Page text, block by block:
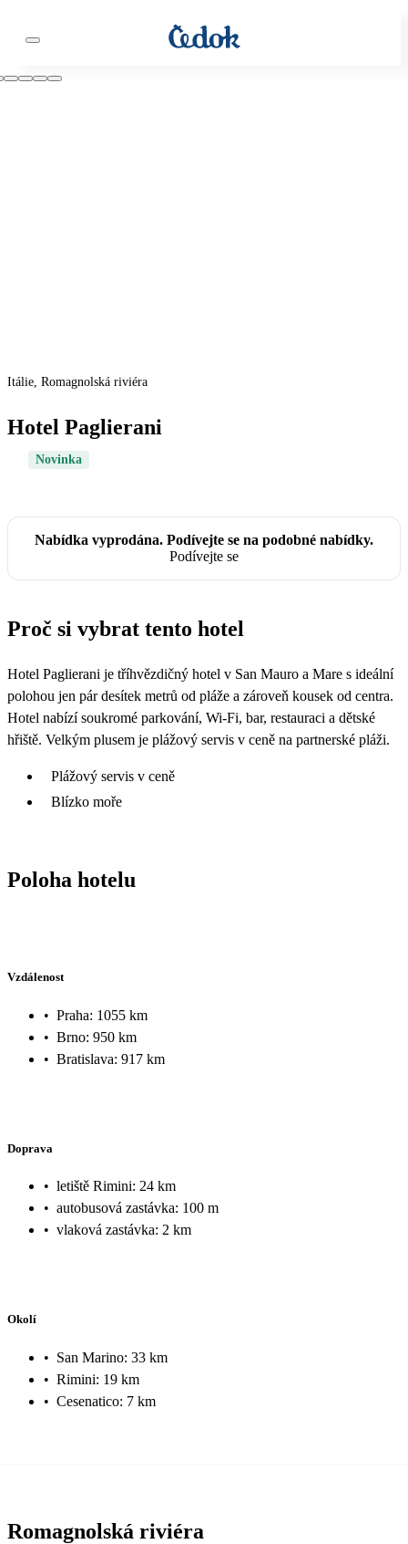
Itálie, Romagnolská riviéra
Hotel Paglierani
Novinka
Nabídka vyprodána. Podívejte se na podobné nabídky.
Podívejte se
Proč si vybrat tento hotel
Hotel Paglierani je tříhvězdičný hotel v San Mauro a Mare s ideální
polohou jen pár desítek metrů od pláže a zároveň kousek od centra.
Hotel nabízí soukromé parkování, Wi-Fi, bar, restauraci a dětské
hřiště. Velkým plusem je plážový servis v ceně na partnerské pláži.
Plážový servis v ceně
Blízko moře
Poloha hotelu
Vzdálenost
• Praha: 1055 km
• Brno: 950 km
• Bratislava: 917 km
Doprava
• letiště Rimini: 24 km
• autobusová zastávka: 100 m
• vlaková zastávka: 2 km
Okolí
• San Marino: 33 km
• Rimini: 19 km
• Cesenatico: 7 km
Romagnolská riviéra